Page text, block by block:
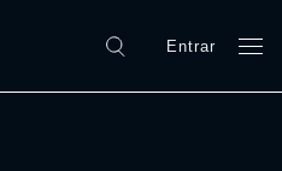
Entrar